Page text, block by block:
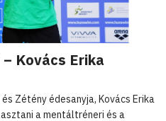
Kovács Erika
Zétény édesanyja, Kovács Erika
a mentáltréneri és a